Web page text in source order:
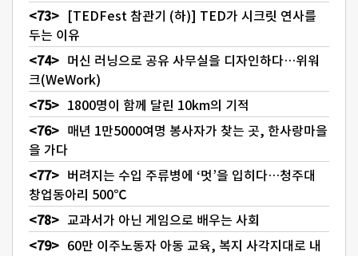
[TEDFest 참관기 (하)] TED가 시크릿 연사를
두는 이유
머신 러닝으로 공유 사무실을 디자인하다…위워
크(WeWork)
1800명이 함께 달린 10km의 기적
매년 1만5000여명 봉사자가 찾는 곳, 한사랑마을
을 가다
버려지는 수입 주류병에 ‘멋’을 입히다…청주대
창업동아리 500℃
교과서가 아닌 게임으로 배우는 사회
60만 이주노동자 아동 교육, 복지 사각지대로 내